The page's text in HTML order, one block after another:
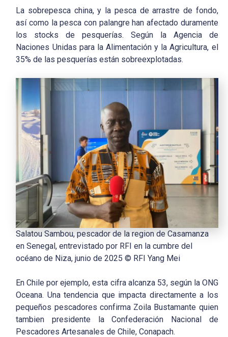
La sobrepesca china, y la pesca de arrastre de fondo,
así como la pesca con palangre han afectado duramente
los stocks de pesquerías. Según la Agencia de
Naciones Unidas para la Alimentación y la Agricultura, el
35% de las pesquerías están sobreexplotadas.
Salatou Sambou, pescador de la region de Casamanza
en Senegal, entrevistado por RFI en la cumbre del
océano de Niza, junio de 2025 © RFI Yang Mei
En Chile por ejemplo, esta cifra alcanza 53, según la ONG
Oceana. Una tendencia que impacta directamente a los
pequeños pescadores confirma Zoila Bustamante quien
tambien presidente la Confederación Nacional de
Pescadores Artesanales de Chile, Conapach.